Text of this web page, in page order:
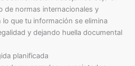
de normas internacionales y
lo que tu información se elimina
y dejando huella documental
planificada